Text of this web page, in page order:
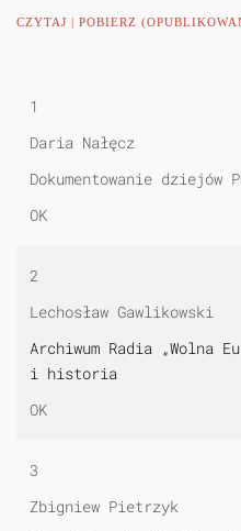
CZYTAJ | POBIERZ
1
Daria Nałęcz
Dokumentowanie
OK
2
Lechosław Gawlikowski
Archiwum Radia „Wolna
i historia
OK
3
Zbigniew Pietrzyk